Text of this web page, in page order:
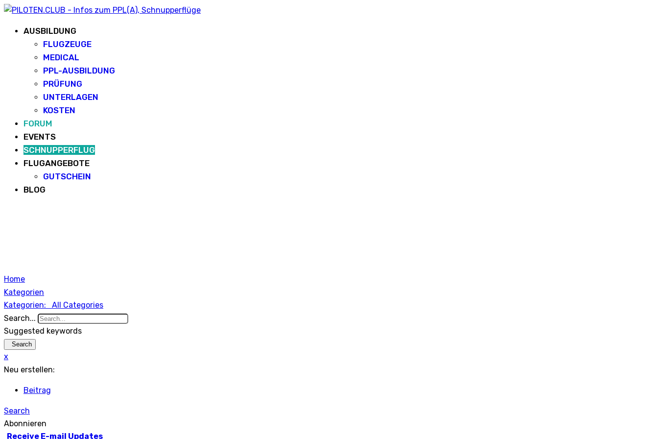
AUSBILDUNG
FLUGZEUGE
MEDICAL
PPL-AUSBILDUNG
PRÜFUNG
UNTERLAGEN
KOSTEN
FORUM
EVENTS
SCHNUPPERFLUG
FLUGANGEBOTE
GUTSCHEIN
BLOG
Home
Kategorien
Kategorien:
All Categories
Search...
Suggested keywords
Search
x
Neu erstellen:
Beitrag
Search
Abonnieren
Receive E-mail Updates